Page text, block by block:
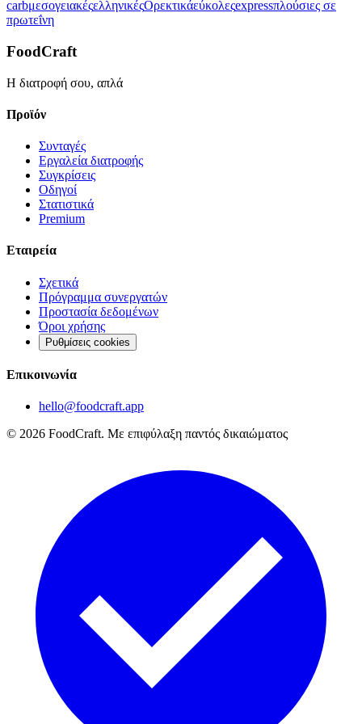
carbμεσογειακέςελληνικέςΟρεκτικάεύκολεςexpressπλούσιες σε
πρωτεΐνη
FoodCraft
Η διατροφή σου, απλά
Προϊόν
Συνταγές
Εργαλεία διατροφής
Συγκρίσεις
Οδηγοί
Στατιστικά
Premium
Εταιρεία
Σχετικά
Πρόγραμμα συνεργατών
Προστασία δεδομένων
Όροι χρήσης
Ρυθμίσεις cookies
Επικοινωνία
hello@foodcraft.app
© 2026 FoodCraft. Με επιφύλαξη παντός δικαιώματος